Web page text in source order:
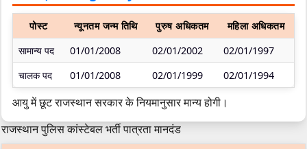
पोस्ट न्यूनतम जन्म तिथि पुरुष अधिकतम
महिला अधिकतम
सामान्य पद
01/01/2008 02/01/2002
02/01/1997
चालक पद
01/01/2008 02/01/1999 02/01/1994
आयु में छूट राजस्थान सरकार के नियमानुसार मान्य होगी।
राजस्थान पुलिस कांस्टेबल भर्ती पात्रता मानदंड